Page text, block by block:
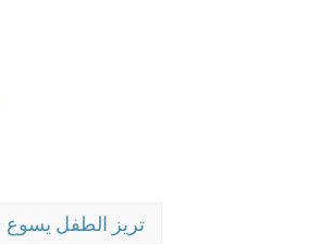
تريز الطفل يسوع